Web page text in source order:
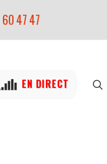
47 47
EN DIRECT